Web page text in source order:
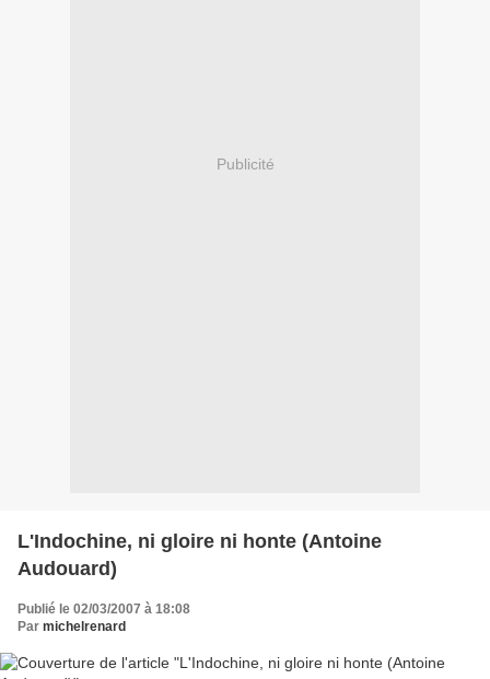
Publicité
L'Indochine, ni gloire ni honte (Antoine
Audouard)
Publié le 02/03/2007 à 18:08
Par michelrenard